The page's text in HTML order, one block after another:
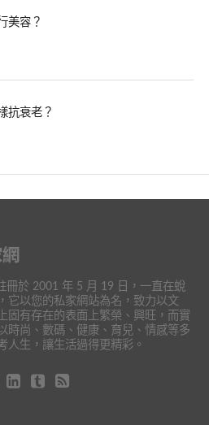
美容？
抗衰老？
冊於 2001 年 5 月 19 日，一直在蛻
它以您的私家網站為名，致力以文
固有存在的表面上繁榮、興旺，而實
時尚、數碼、健康、育兒、情感等多
人生，讓生活過得更精彩。